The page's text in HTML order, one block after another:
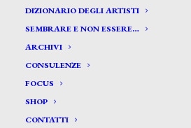
DIZIONARIO DEGLI ARTISTI
SEMBRARE E NON ESSERE…
ARCHIVI
CONSULENZE
FOCUS
SHOP
CONTATTI
Benek